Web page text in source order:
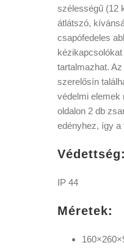
szélességű (12
átlátszó,
csapófedeles
tartalmazhat.
szerelősín
védelmi elemek
oldalon 2 db
edényhez, így a
Védettség:
IP 44
Méretek: